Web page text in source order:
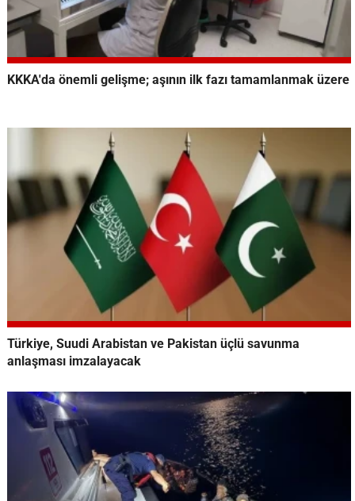
KKKA'da önemli gelişme; aşının ilk fazı tamamlanmak üzere
Türkiye, Suudi Arabistan ve Pakistan üçlü savunma
anlaşması imzalayacak